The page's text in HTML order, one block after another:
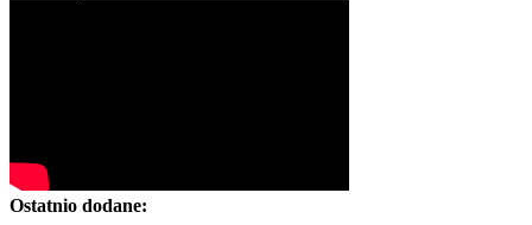
Ostatnio dodane: